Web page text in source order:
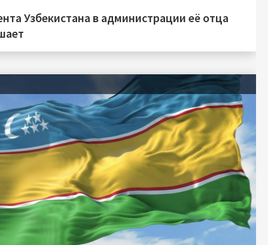
Узбекистана в администрации её отца